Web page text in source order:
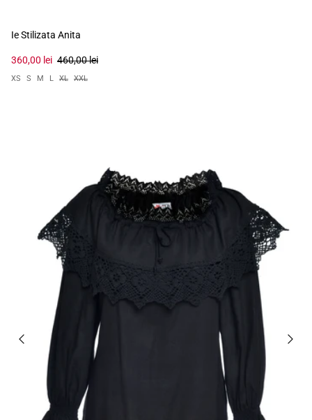
Ie Stilizata Anita
360,00 lei 460,00 lei
XS S M L XL XXL